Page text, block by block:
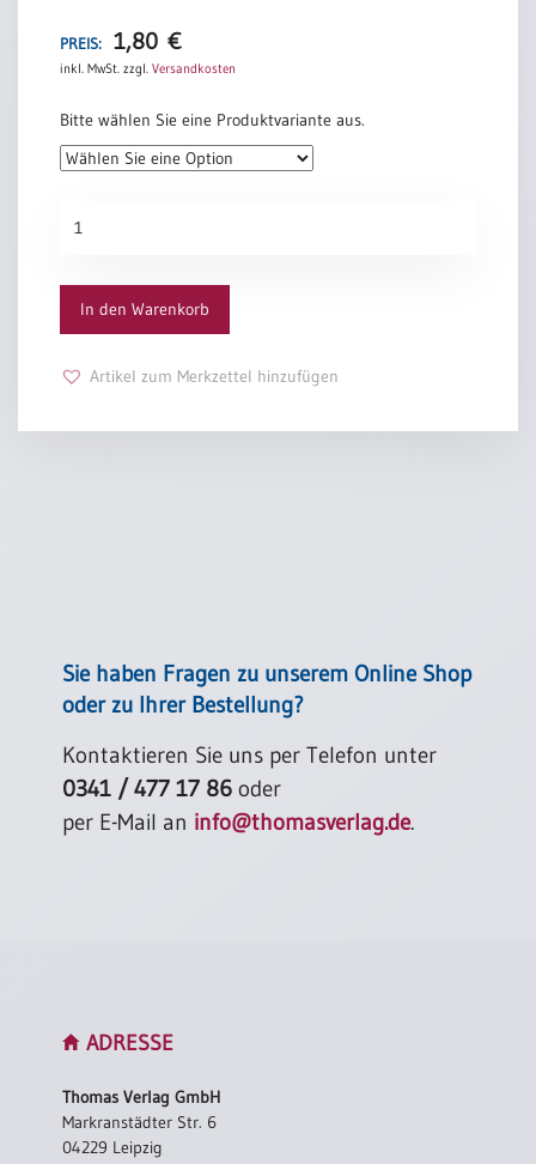
PREIS: 1,80 €
inkl. MwSt. zzgl. Versandkosten
Bitte wählen Sie eine Produktvariante aus.
Urkunde
Menge
In den Warenkorb
Artikel zum Merkzettel hinzufügen
Sie haben Fragen zu unserem Online Shop
oder zu Ihrer Bestellung?
Kontaktieren Sie uns per Telefon unter
0341 / 477 17 86 oder
per E-Mail an info@thomasverlag.de.
ADRESSE
Thomas Verlag GmbH
Markranstädter Str. 6
04229 Leipzig